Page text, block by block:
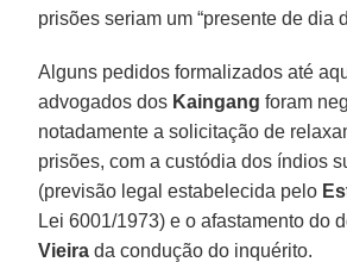
prisões seriam um “presente de dia
Alguns pedidos formalizados até
advogados dos Kaingang foram
notadamente a solicitação de
prisões, com a custódia dos índios
(previsão legal estabelecida pelo
Lei 6001/1973) e o afastamento do
Vieira da condução do inquérito.